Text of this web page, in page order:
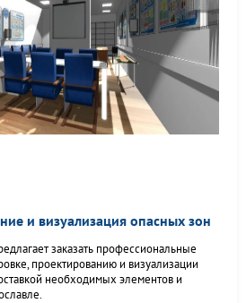
и визуализация опасных зон
заказать профессиональные
проектированию и визуализации
необходимых элементов и